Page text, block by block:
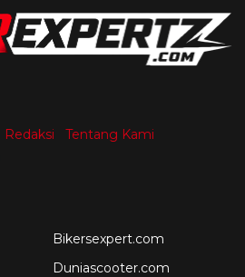
Redaksi
Tentang Kami
Bikersexpert.com
Duniascooter.com